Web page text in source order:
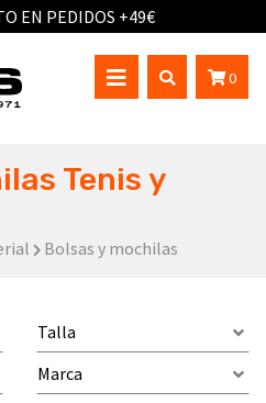
EN PEDIDOS +49€
0
Tenis y
Bolsas y mochilas
Talla
Marca